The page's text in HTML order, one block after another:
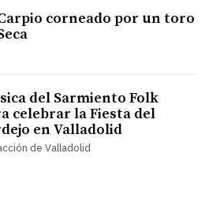
corneado por un toro
del Sarmiento Folk
celebrar la Fiesta del
en Valladolid
de Valladolid